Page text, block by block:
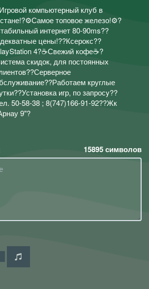
компьютерный клуб в
топовое железо!⚙️?
интернет 80-90ms??
цены!??Ксерокс??
4?☕️Свежий кофе☕️?
скидок, для постоянных
круглые
игр, по запросy??
50-58-38 ; 8(747)166-91-92??Жк
9"?
15895символов